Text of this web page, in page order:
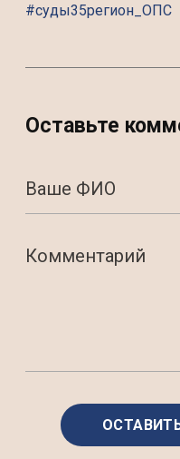
#суды35регион_ОПС
Оставьте